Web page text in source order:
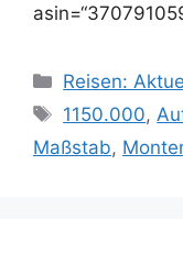
Kategorien
Reisen:
Schlagwörter
1150.000,
Maßstab,